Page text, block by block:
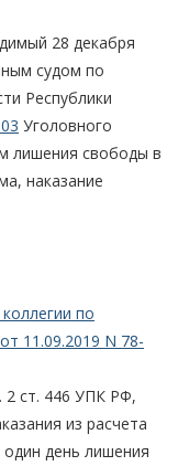
28 декабря
судом по
Республики
Уголовного
лишения свободы в
наказание
по
11.09.2019 N 78-
2 ст. 446 УПК РФ,
из расчета
один день лишения